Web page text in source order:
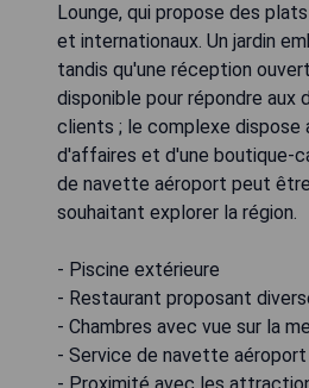
Lounge, qui propose des
et internationaux. Un jardin
tandis qu'une réception
disponible pour répondre aux
clients ; le complexe dispose
d'affaires et d'une boutique-
de navette aéroport peut
souhaitant explorer la région.
- Piscine extérieure
- Restaurant proposant
- Chambres avec vue sur la
- Service de navette